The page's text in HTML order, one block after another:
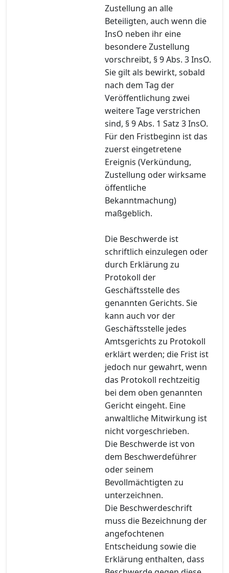
Zustellung an alle
Beteiligten, auch wenn die
InsO neben ihr eine
besondere Zustellung
vorschreibt, § 9 Abs. 3 InsO.
Sie gilt als bewirkt, sobald
nach dem Tag der
Veröffentlichung zwei
weitere Tage verstrichen
sind, § 9 Abs. 1 Satz 3 InsO.
Für den Fristbeginn ist das
zuerst eingetretene
Ereignis (Verkündung,
Zustellung oder wirksame
öffentliche
Bekanntmachung)
maßgeblich.
Die Beschwerde ist
schriftlich einzulegen oder
durch Erklärung zu
Protokoll der
Geschäftsstelle des
genannten Gerichts. Sie
kann auch vor der
Geschäftsstelle jedes
Amtsgerichts zu Protokoll
erklärt werden; die Frist ist
jedoch nur gewahrt, wenn
das Protokoll rechtzeitig
bei dem oben genannten
Gericht eingeht. Eine
anwaltliche Mitwirkung ist
nicht vorgeschrieben.
Die Beschwerde ist von
dem Beschwerdeführer
oder seinem
Bevollmächtigten zu
unterzeichnen.
Die Beschwerdeschrift
muss die Bezeichnung der
angefochtenen
Entscheidung sowie die
Erklärung enthalten, dass